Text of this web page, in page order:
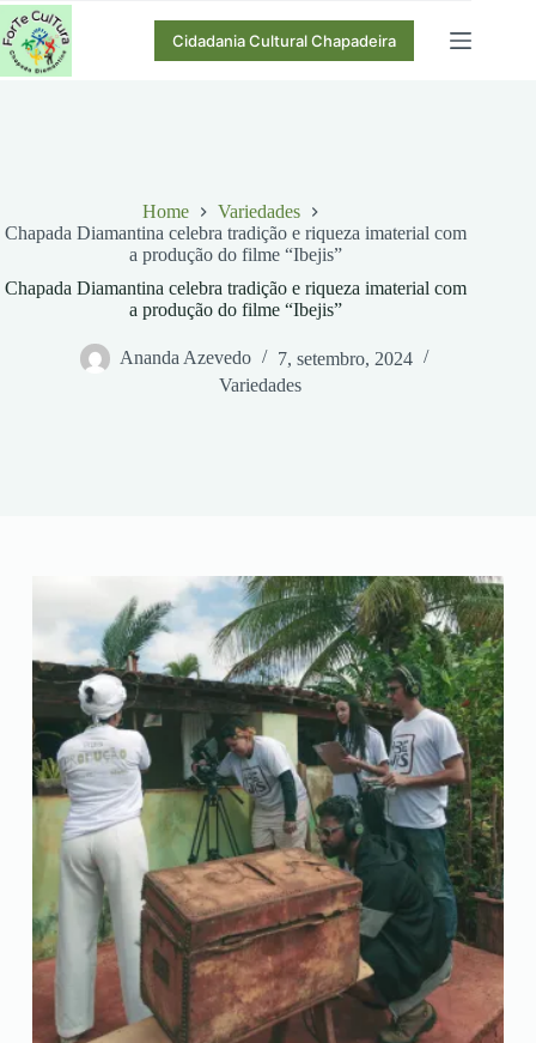
Pular
para
o
conteúdo
Cidadania Cultural Chapadeira
Home
Variedades
Chapada Diamantina celebra tradição e riqueza imaterial com
a produção do filme “Ibejis”
Chapada Diamantina celebra tradição e riqueza imaterial com
a produção do filme “Ibejis”
Ananda Azevedo
7, setembro, 2024
Variedades